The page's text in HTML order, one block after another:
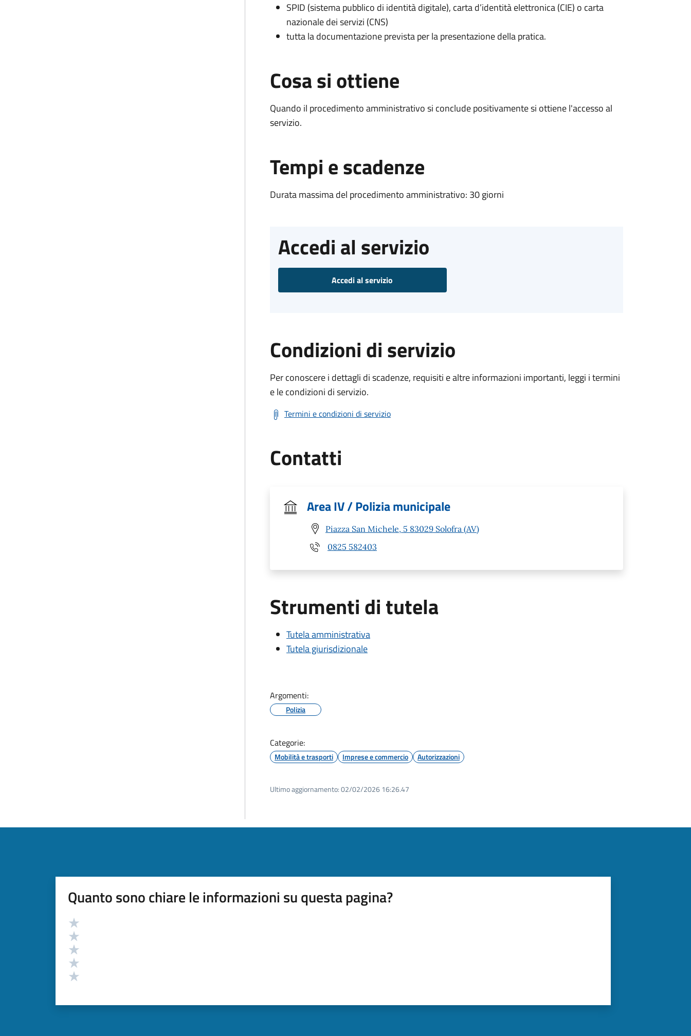
SPID (sistema pubblico di identità digitale), carta d’identità elettronica (CIE) o carta
nazionale dei servizi (CNS)
tutta la documentazione prevista per la presentazione della pratica.
Cosa si ottiene
Quando il procedimento amministrativo si conclude positivamente si ottiene l'accesso al
servizio.
Tempi e scadenze
Durata massima del procedimento amministrativo: 30 giorni
Accedi al servizio
Accedi al servizio
Condizioni di servizio
Per conoscere i dettagli di scadenze, requisiti e altre informazioni importanti, leggi i termini
e le condizioni di servizio.
Termini e condizioni di servizio
Contatti
Area IV / Polizia municipale
Piazza San Michele, 5 83029 Solofra (AV)
0825 582403
Strumenti di tutela
Tutela amministrativa
Tutela giurisdizionale
Argomenti:
Polizia
Categorie:
Mobilità e trasporti Imprese e commercio Autorizzazioni
Ultimo aggiornamento:02/02/2026 16:26.47
Quanto sono chiare le informazioni su questa pagina?
Valutazione